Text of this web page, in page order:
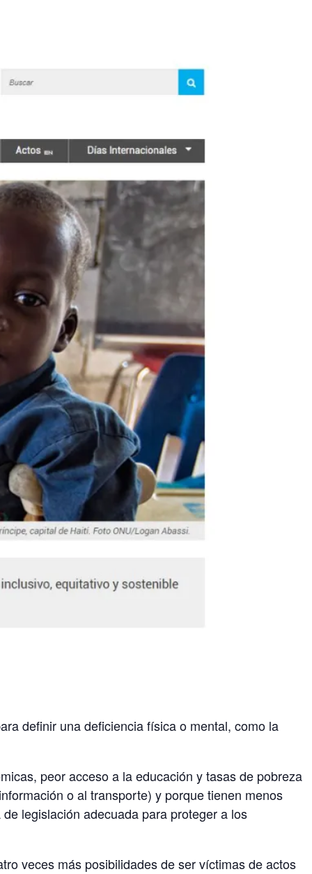
definir una deficiencia física o mental, como la
peor acceso a la educación y tasas de pobreza
o al transporte) y porque tienen menos
legislación adecuada para proteger a los
veces más posibilidades de ser víctimas de actos